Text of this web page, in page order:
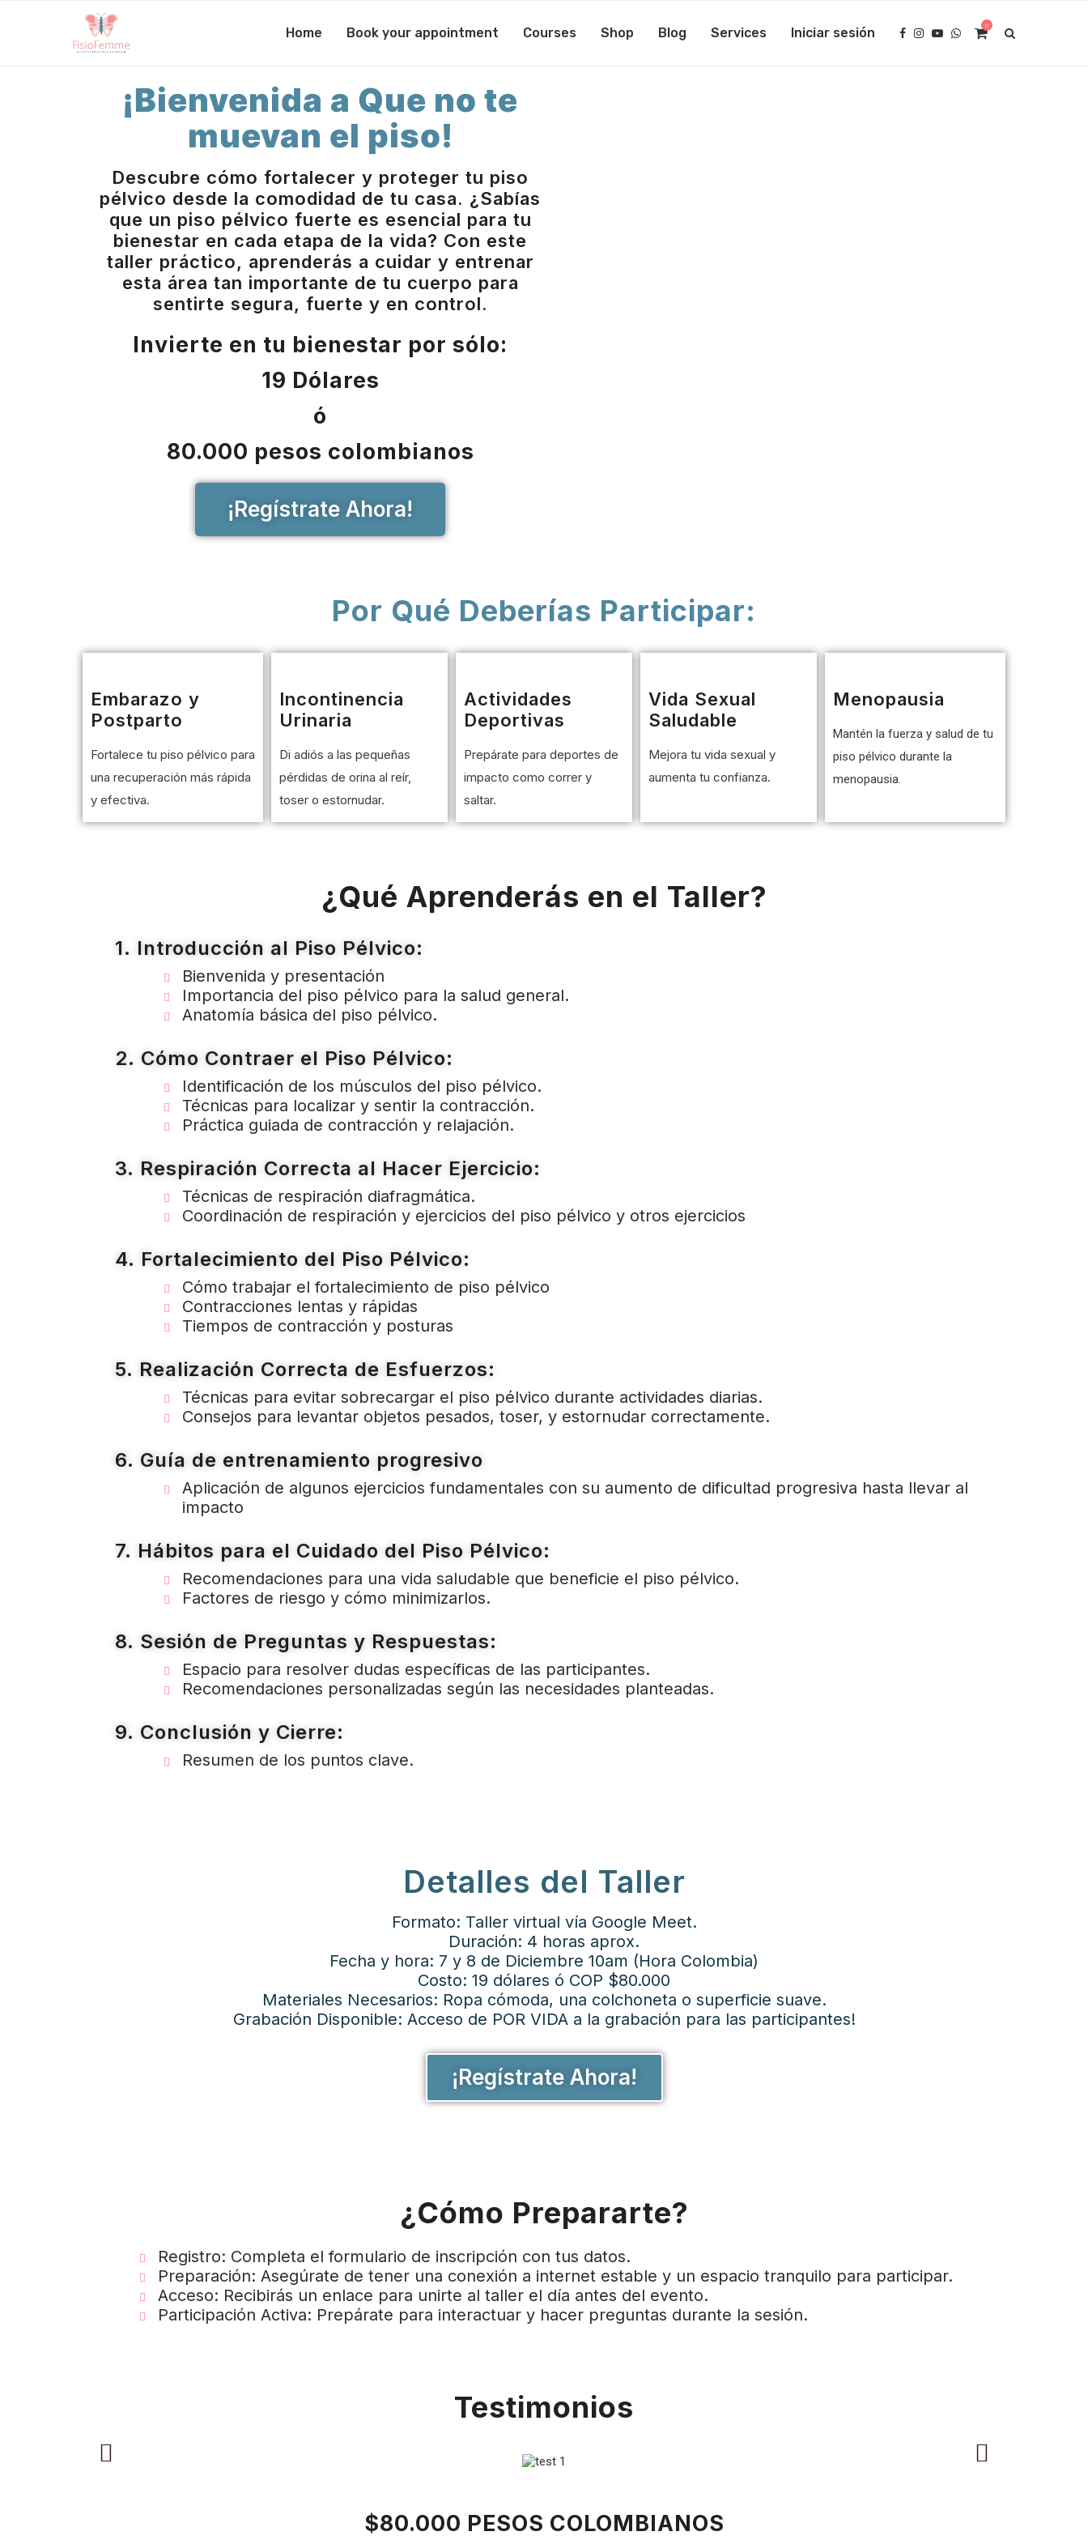
Home Book your appointment Courses Shop Blog Services Iniciar sesión 0
¡Bienvenida a Que no te
muevan el piso!
Descubre cómo fortalecer y proteger tu piso
pélvico desde la comodidad de tu casa. ¿Sabías
que un piso pélvico fuerte es esencial para tu
bienestar en cada etapa de la vida? Con este
taller práctico, aprenderás a cuidar y entrenar
esta área tan importante de tu cuerpo para
sentirte segura, fuerte y en control.
Invierte en tu bienestar por sólo:
19 Dólares
ó
80.000 pesos colombianos
¡Regístrate Ahora!
Por Qué Deberías Participar:
Embarazo y
Postparto
Fortalece tu piso pélvico para
una recuperación más rápida
y efectiva.
Incontinencia
Urinaria
Di adiós a las pequeñas
pérdidas de orina al reír,
toser o estornudar.
Actividades
Deportivas
Prepárate para deportes de
impacto como correr y
saltar.
Vida Sexual
Saludable
Mejora tu vida sexual y
aumenta tu confianza.
Menopausia
Mantén la fuerza y salud de tu
piso pélvico durante la
menopausia.
¿Qué Aprenderás en el Taller?
1. Introducción al Piso Pélvico:
Bienvenida y presentación
Importancia del piso pélvico para la salud general.
Anatomía básica del piso pélvico.
2. Cómo Contraer el Piso Pélvico:
Identificación de los músculos del piso pélvico.
Técnicas para localizar y sentir la contracción.
Práctica guiada de contracción y relajación.
3. Respiración Correcta al Hacer Ejercicio:
Técnicas de respiración diafragmática.
Coordinación de respiración y ejercicios del piso pélvico y otros ejercicios
4. Fortalecimiento del Piso Pélvico:
Cómo trabajar el fortalecimiento de piso pélvico
Contracciones lentas y rápidas
Tiempos de contracción y posturas
5. Realización Correcta de Esfuerzos:
Técnicas para evitar sobrecargar el piso pélvico durante actividades diarias.
Consejos para levantar objetos pesados, toser, y estornudar correctamente.
6. Guía de entrenamiento progresivo
Aplicación de algunos ejercicios fundamentales con su aumento de dificultad progresiva hasta llevar al
impacto
7. Hábitos para el Cuidado del Piso Pélvico:
Recomendaciones para una vida saludable que beneficie el piso pélvico.
Factores de riesgo y cómo minimizarlos.
8. Sesión de Preguntas y Respuestas:
Espacio para resolver dudas específicas de las participantes.
Recomendaciones personalizadas según las necesidades planteadas.
9. Conclusión y Cierre:
Resumen de los puntos clave.
Detalles del Taller
Formato: Taller virtual vía Google Meet.
Duración: 4 horas aprox.
Fecha y hora: 7 y 8 de Diciembre 10am (Hora Colombia)
Costo: 19 dólares ó COP $80.000
Materiales Necesarios: Ropa cómoda, una colchoneta o superficie suave.
Grabación Disponible: Acceso de POR VIDA a la grabación para las participantes!
¡Regístrate Ahora!
¿Cómo Prepararte?
Registro: Completa el formulario de inscripción con tus datos.
Preparación: Asegúrate de tener una conexión a internet estable y un espacio tranquilo para participar.
Acceso: Recibirás un enlace para unirte al taller el día antes del evento.
Participación Activa: Prepárate para interactuar y hacer preguntas durante la sesión.
Testimonios
$80.000 PESOS COLOMBIANOS